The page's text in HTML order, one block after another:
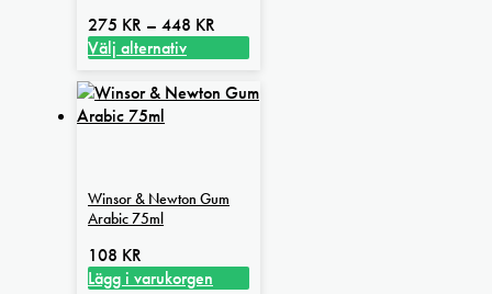
275 KR – 448 KR
448 kr
Välj alternativ
här
produkten
De
olika
alternativen
kan
Winsor & Newton Gum
Arabic 75ml
108 KR
Lägg i varukorgen